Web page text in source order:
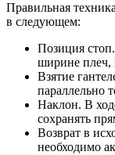
Правильная
в следующем:
Позиция
ширине плеч,
Взятие
параллельно
Наклон. В
сохранять
Возврат в
необходимо